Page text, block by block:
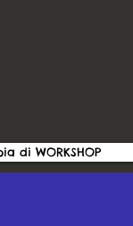
di WORKSHOP